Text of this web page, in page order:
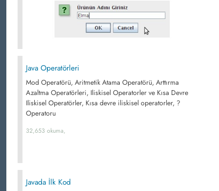
Java Operatörleri
Mod Operatörü, Aritmetik Atama Operatörü, Arttırma
Azaltma Operatörleri, Iliskisel Operatorler ve Kısa Devre
Iliskisel Operatörler, Kısa devre iliskisel operatorler, ?
Operatoru
32,653 okuma,
Javada İlk Kod